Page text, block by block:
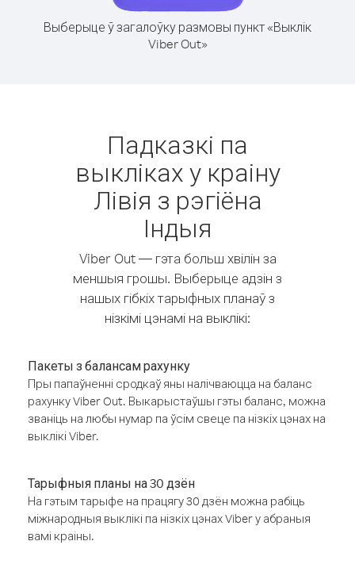
Выберыце ў загалоўку размовы пункт «Выклік
Viber Out»
Падказкі па
выкліках у краіну
Лівія з рэгіёна
Індыя
Viber Out — гэта больш хвілін за
меншыя грошы. Выберыце адзін з
нашых гібкіх тарыфных планаў з
нізкімі цэнамі на выклікі:
Пакеты з балансам рахунку
Пры папаўненні сродкаў яны налічваюцца на баланс
рахунку Viber Out. Выкарыстаўшы гэты баланс, можна
званіць на любы нумар па ўсім свеце па нізкіх цэнах на
выклікі Viber.
Тарыфныя планы на 30 дзён
На гэтым тарыфе на працягу 30 дзён можна рабіць
міжнародныя выклікі па нізкіх цэнах Viber у абраныя
вамі краіны.